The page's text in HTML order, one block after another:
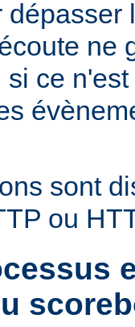
dépasser
ne
ce
sont
ou